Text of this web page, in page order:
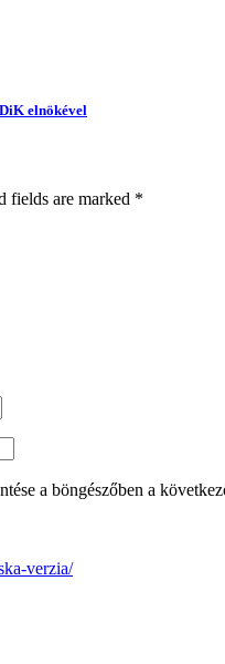
elnökével
fields are marked *
a böngészőben a